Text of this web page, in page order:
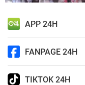
APP 24H
FANPAGE 24H
TIKTOK 24H